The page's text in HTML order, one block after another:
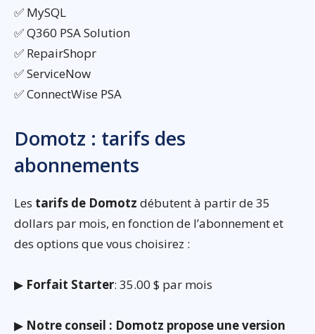
✅ MySQL
✅ Q360 PSA Solution
✅ RepairShopr
✅ ServiceNow
✅ ConnectWise PSA
Domotz : tarifs des
abonnements
Les tarifs de Domotz débutent à partir de 35
dollars par mois, en fonction de l’abonnement et
des options que vous choisirez :
▶ Forfait Starter: 35.00 $ par mois
▶ Notre conseil : Domotz propose une version